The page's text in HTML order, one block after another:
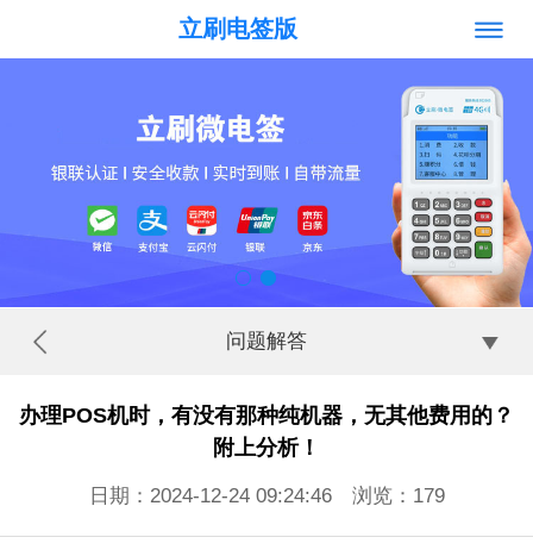
立刷电签版
问题解答
办理POS机时，有没有那种纯机器，无其他费用的？
附上分析！
日期：2024-12-24 09:24:46 浏览： 179